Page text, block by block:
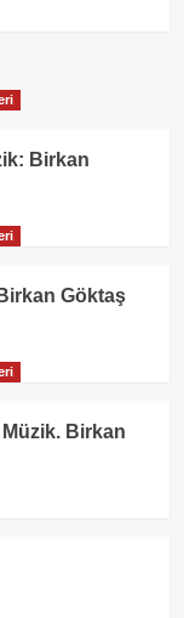
Birkan
Göktaş
Birkan